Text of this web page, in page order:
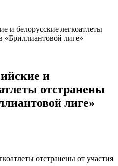
и белорусские легкоатлеты
«Бриллиантовой лиге»
и
отстранены
лиге»
отстранены от участия